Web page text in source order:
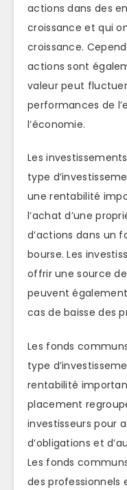
actions dans des
croissance et qui
croissance.
actions sont
valeur peut
performances de
l’économie.
Les
type
une rentabilité
l’achat d’une
d’actions dans un
bourse. Les
offrir une source
peuvent
cas de baisse des
Les fonds
type
rentabilité
placement
investisseurs pour
d’obligations et
Les fonds
des